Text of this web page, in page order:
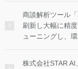
商談解析ツール
刷新し大幅に精
ューニングし、
株式会社STAR